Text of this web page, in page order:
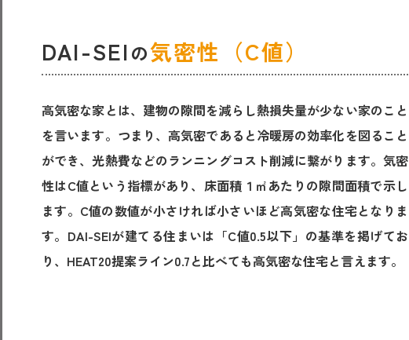
DAI-SEIの気密性（C値）
高気密な家とは、建物の隙間を減らし熱損失量が少ない家のこと
を言います。つまり、高気密であると冷暖房の効率化を図ること
ができ、光熱費などのランニングコスト削減に繋がります。気密
性はC値という指標があり、床面積１㎡あたりの隙間面積で示し
ます。C値の数値が小さければ小さいほど高気密な住宅となりま
す。DAI-SEIが建てる住まいは「C値0.5以下」の基準を掲げてお
り、HEAT20提案ライン0.7と比べても高気密な住宅と言えます。